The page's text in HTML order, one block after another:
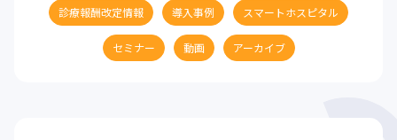
診療報酬改定情報 導入事例 スマートホスピタル
セミナー 動画 アーカイブ